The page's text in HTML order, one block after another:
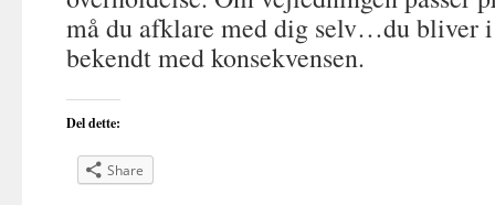
må du afklare med dig selv…du bliver
bekendt med konsekvensen.
Del dette:
Share